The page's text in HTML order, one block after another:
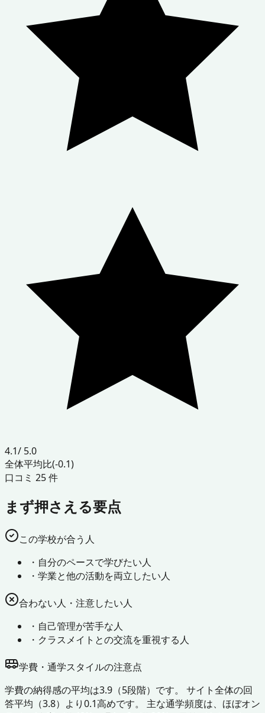
4.1/ 5.0
全体平均比(-0.1)
口コミ 25件
まず押さえる要点
この学校が合う人
・ 自分のペースで学びたい人
・ 学業と他の活動を両立したい人
合わない人・注意したい人
・ 自己管理が苦手な人
・ クラスメイトとの交流を重視する人
学費・通学スタイルの注意点
学費の納得感の平均は3.9（5段階）です。 サイト全体の回
答平均（3.8）より0.1高めです。 主な通学頻度は、ほぼオン